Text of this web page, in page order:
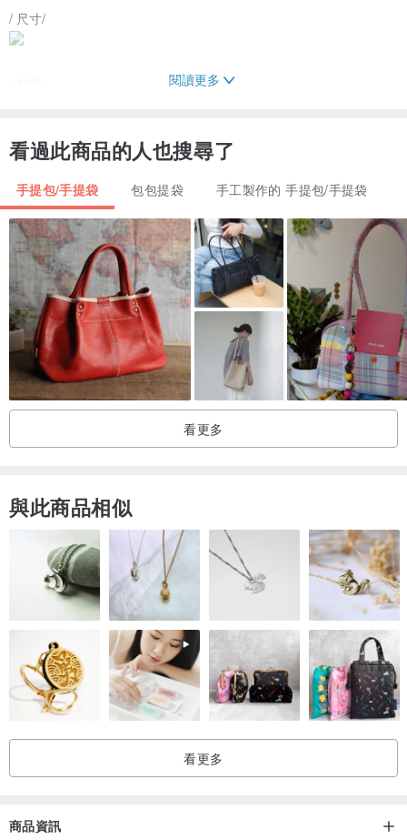
/ 尺寸/
/ 使用及保養方式 /
如果非得清洗時，請局部手洗晾乾
/ 其他說明 /
*拍照顏色因環境光線呈現不同色澤，以實品顏色為準
*因為是手作包 會有手作痕跡（就是不像機器這麼完美.....）
若介意再請多多考慮喔
**大陸地區因配合順豐速運規則 大陸朋友若要購買
收件人須為公司行號及地址噢!!**
閱讀更多
看過此商品的人也搜尋了
手提包/手提袋 包包提袋 手工製作的 手提包/手提袋
看更多
與此商品相似
看更多
商品資訊